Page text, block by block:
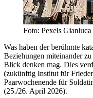
Foto: Pexels Gianluca
Was haben der berühmte
Beziehungen miteinander
Blick denken mag. Dies
(zukünftig Institut für
Paarwochenende für
(25./26. April 2026).